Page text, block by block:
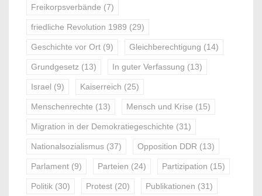
Freikorpsverbände (7)
friedliche Revolution 1989 (29)
Geschichte vor Ort (9) Gleichberechtigung (14)
Grundgesetz (13) In guter Verfassung (13)
Israel (9) Kaiserreich (25)
Menschenrechte (13) Mensch und Krise (15)
Migration in der Demokratiegeschichte (31)
Nationalsozialismus (37) Opposition DDR (13)
Parlament (9) Parteien (24) Partizipation (15)
Politik (30) Protest (20) Publikationen (31)